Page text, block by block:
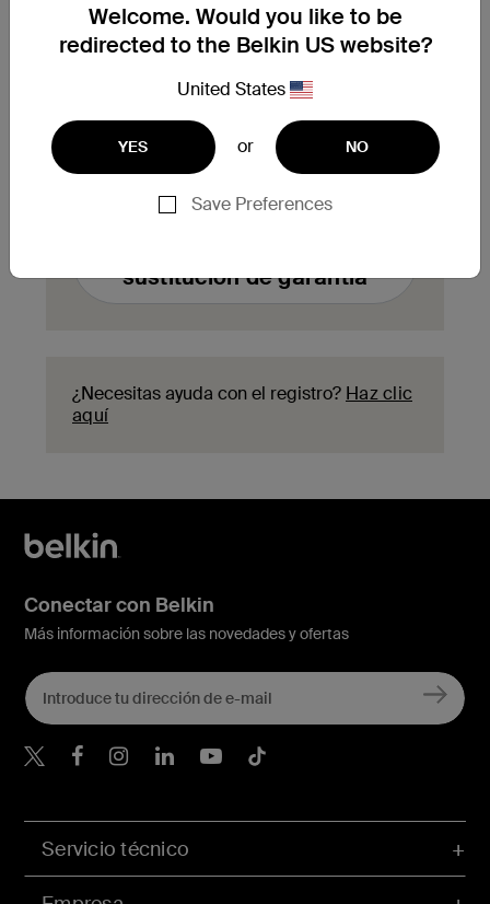
sustitución de un producto
en garantía?
Rellena aquí el formulario de solicitud de
sustitución de garantía y nuestro equipo de
atención al cliente se pondrá en contacto
contigo para informarte de los siguientes
sustitución de garantía
¿Necesitas ayuda con el registro? Haz clic
aquí
Welcome. Would you like to be
redirected to the Belkin US website?
United States
YES or NO
Save Preferences
Servicio técnico
Conectar con Belkin
Más información sobre las novedades y ofertas
Belkin Twitter